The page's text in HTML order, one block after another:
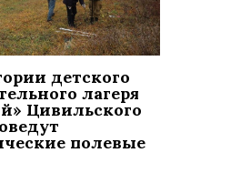
детского
лагеря
Цивильского
полевые